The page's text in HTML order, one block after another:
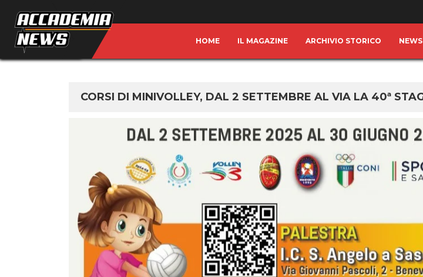
HOME IL MAGAZINE ARCHIVIO STORICO NEWS
CORSI DI MINIVOLLEY, DAL 2 SETTEMBRE AL VIA LA 40ª